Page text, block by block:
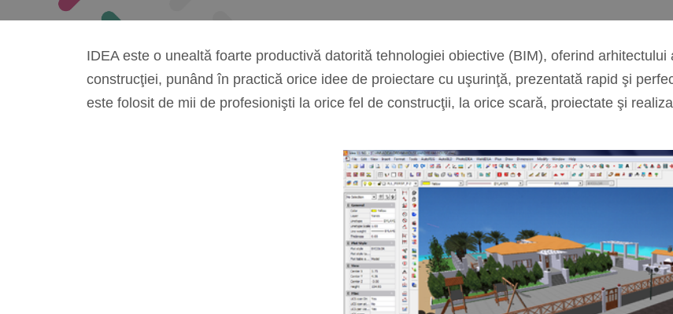
IDEA este o unealtă foarte productivă datorită tehnologiei obiective (BIM), oferind
construcţiei, punând în practică orice idee de proiectare cu uşurinţă, prezentată rapid şi
este folosit de mii de profesionişti la orice fel de construcţii, la orice scară, proiectate şi